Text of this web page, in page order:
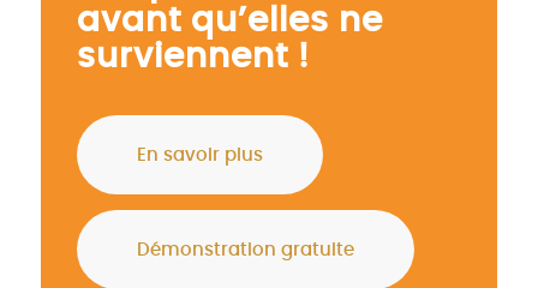
avant qu’elles ne
surviennent !
En savoir plus
Démonstration gratuite